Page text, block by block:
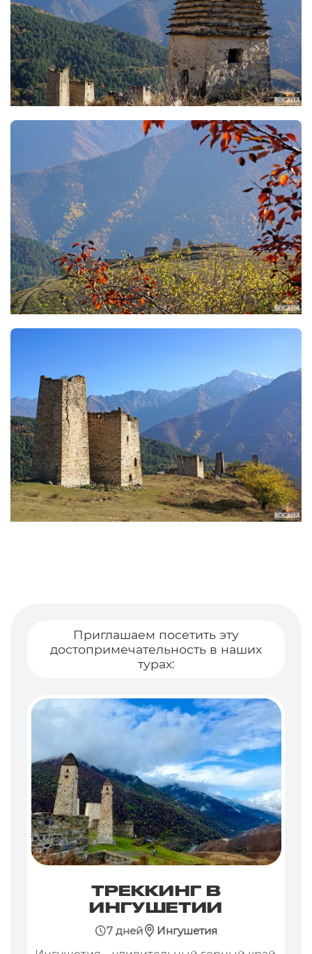
Приглашаем посетить эту
достопримечательность в наших
турах:
ТРЕККИНГ В
ИНГУШЕТИИ
7 дней
Ингушетия